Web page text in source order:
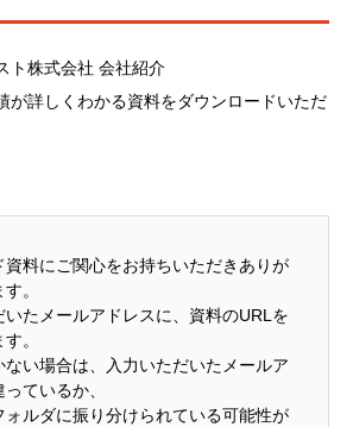
ト株式会社 会社紹介
が詳しくわかる資料をダウンロードいただ
資料にご関心をお持ちいただきありが
。
いたメールアドレスに、資料のURLを
。
ない場合は、入力いただいたメールア
ているか、
ォルダに振り分けられている可能性が